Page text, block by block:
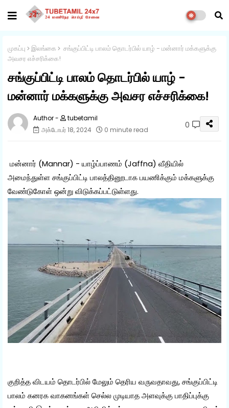
முகப்பு இலங்கை
சங்குப்பிட்டி பாலம் தொடர்பில் யாழ் - மன்னார் மக்களுக்கு
அவசர எச்சரிக்கை!
சங்குப்பிட்டி பாலம் தொடர்பில் யாழ் -
மன்னார் மக்களுக்கு அவசர எச்சரிக்கை!
tubetamil
அக்டோபர் 18, 2024
0 minute read 0
மன்னார் (Mannar) - யாழ்ப்பாணம் (Jaffna) வீதியில்
அமைந்துள்ள சங்குப்பிட்டி பாலத்தினூடாக பயணிக்கும் மக்களுக்கு
வேண்டுகோள் ஒன்று விடுக்கப்பட்டுள்ளது.
குறித்த விடயம் தொடர்பில் மேலும் தெரிய வருவதாவது, சங்குப்பிட்டி
பாலம் கனரக வாகனங்கள் செல்ல முடியாத அளவுக்கு பாதிப்புக்கு